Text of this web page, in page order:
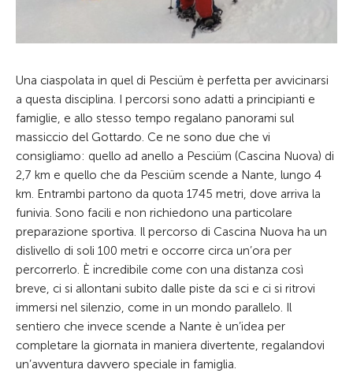
Una ciaspolata in quel di Pesciüm è perfetta per avvicinarsi
a questa disciplina. I percorsi sono adatti a principianti e
famiglie, e allo stesso tempo regalano panorami sul
massiccio del Gottardo. Ce ne sono due che vi
consigliamo: quello ad anello a Pesciüm (Cascina Nuova) di
2,7 km e quello che da Pesciüm scende a Nante, lungo 4
km. Entrambi partono da quota 1745 metri, dove arriva la
funivia. Sono facili e non richiedono una particolare
preparazione sportiva. Il percorso di Cascina Nuova ha un
dislivello di soli 100 metri e occorre circa un’ora per
percorrerlo. È incredibile come con una distanza così
breve, ci si allontani subito dalle piste da sci e ci si ritrovi
immersi nel silenzio, come in un mondo parallelo. Il
sentiero che invece scende a Nante è un’idea per
completare la giornata in maniera divertente, regalandovi
un’avventura davvero speciale in famiglia.